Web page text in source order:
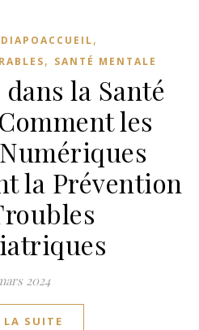
DIAPOACCUEIL,
, SANTÉ MENTALE
la Santé
les
la Prévention
2024
LA SUITE